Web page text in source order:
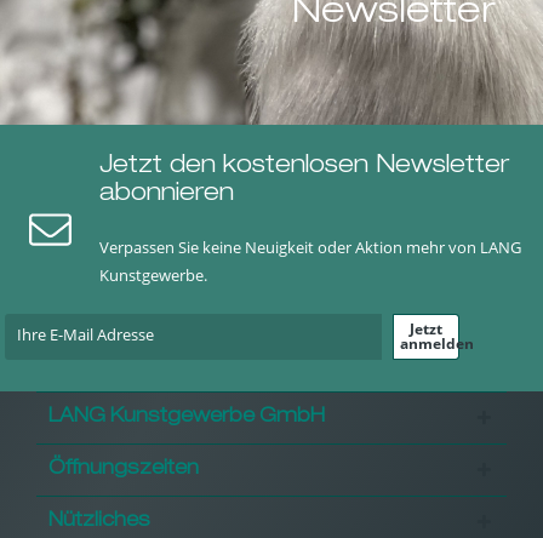
Newsletter
Jetzt den kostenlosen Newsletter
abonnieren
Verpassen Sie keine Neuigkeit oder Aktion mehr von LANG
Kunstgewerbe.
Jetzt
anmelden
LANG Kunstgewerbe GmbH
Öffnungszeiten
Nützliches